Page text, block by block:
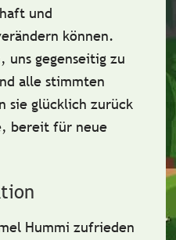
und
können.
uns gegenseitig zu
alle stimmten
sie glücklich zurück
bereit für neue
Hummi zufrieden